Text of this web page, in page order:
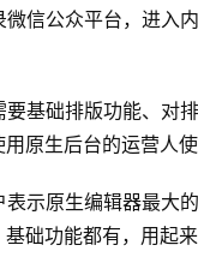
编辑器 – 原生适
具，无任何兼容问